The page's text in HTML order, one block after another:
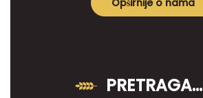
Opširnije o nama
PRETRAGA…